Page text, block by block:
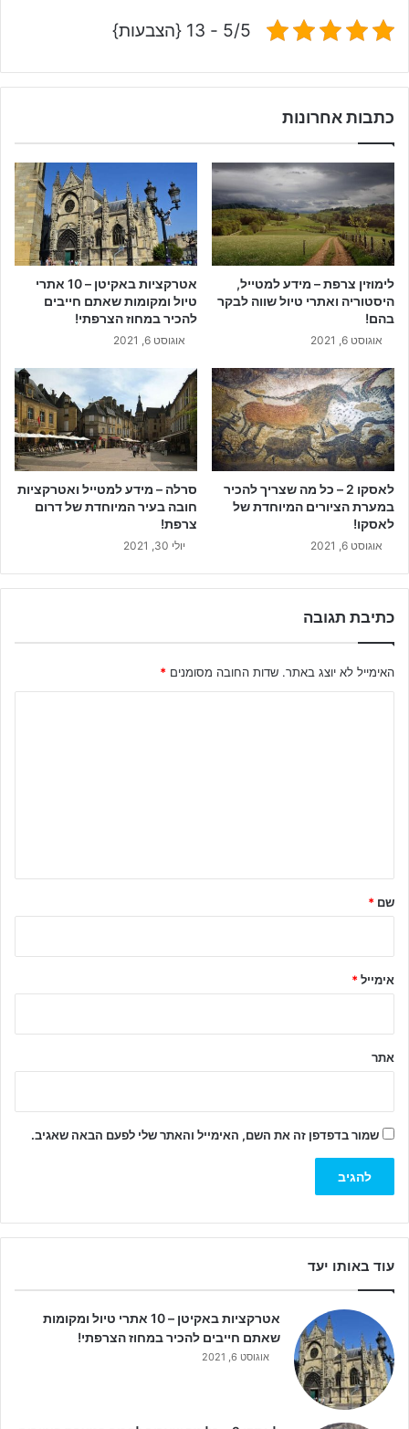
5/5 - 13 {הצבעות}
כתבות אחרונות
לימוזין צרפת – מידע למטייל,
היסטוריה ואתרי טיול שווה לבקר
בהם!
אוגוסט 6, 2021
אטרקציות באקיטן – 10 אתרי
טיול ומקומות שאתם חייבים
להכיר במחוז הצרפתי!
אוגוסט 6, 2021
לאסקו 2 – כל מה שצריך להכיר
במערת הציורים המיוחדת של
לאסקו!
אוגוסט 6, 2021
סרלה – מידע למטייל ואטרקציות
חובה בעיר המיוחדת של דרום
צרפת!
יולי 30, 2021
כתיבת תגובה
האימייל לא יוצג באתר. שדות החובה מסומנים *
ל
שם *
אימייל*
אתר
שמור בדפדפן זה את השם, האימייל והאתר שלי לפעם הבאה שאגיב.
עוד באותו יעד
אטרקציות באקיטן – 10 אתרי טיול ומקומות
שאתם חייבים להכיר במחוז הצרפתי!
אוגוסט 6, 2021